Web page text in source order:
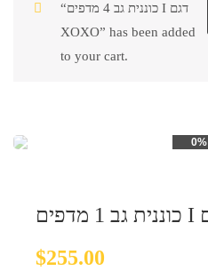
“כוננית גב 4 מדפים I דגם
XOXO” has been added
to your cart.
0%
$255.00